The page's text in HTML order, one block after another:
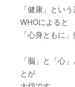
「健康」とい
WHOによると
「心身ともに
「脳」と「心
とが